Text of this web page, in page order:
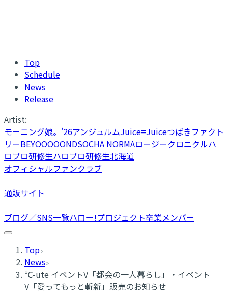
Top
Schedule
News
Release
Artist:
モーニング娘。'26アンジュルムJuice=Juiceつばきファクト
リーBEYOOOOONDSOCHA NORMAロージークロニクルハ
ロプロ研修生ハロプロ研修生北海道
オフィシャルファンクラブ
通販サイト
ブログ／SNS一覧ハロー!プロジェクト卒業メンバー
Top
News
℃-ute イベントV「都会の一人暮らし」・イベント
V「愛ってもっと斬新」販売のお知らせ